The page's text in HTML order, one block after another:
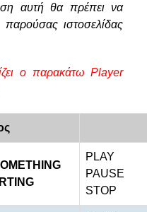
αυτή θα πρέπει να
παρούσας ιστοσελίδας
ο παρακάτω Player
PLAY
PAUSE
STOP